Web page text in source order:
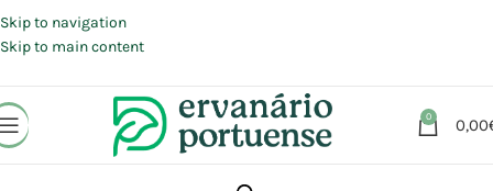
Skip to navigation
Skip to main content
0 0,00